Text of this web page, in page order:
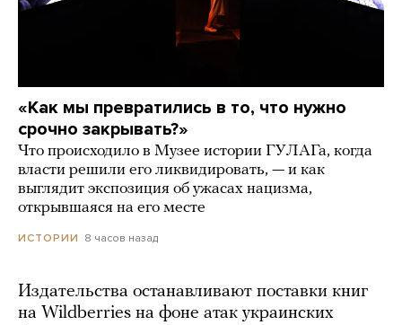
«Как мы превратились в то, что нужно
срочно закрывать?»
Что происходило в Музее истории ГУЛАГа, когда
власти решили его ликвидировать, — и как
выглядит экспозиция об ужасах нацизма,
открывшаяся на его месте
ИСТОРИИ 8 часов назад
Издательства останавливают поставки книг
на Wildberries на фоне атак украинских